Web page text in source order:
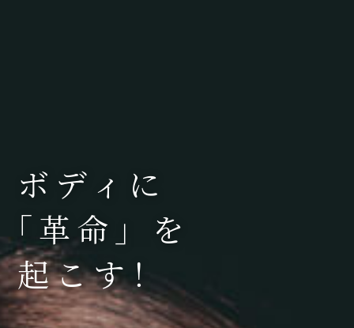
ボディに
「革命」を
起こす！